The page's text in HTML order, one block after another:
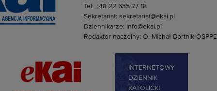
Tel: +48 22 635 77 18
Sekretariat: sekretariat@ekai.pl
Dziennikarze: info@ekai.pl
Redaktor naczelny: O. Michał Bortnik OSPPE
INTERNETOWY
DZIENNIK
KATOLICKI